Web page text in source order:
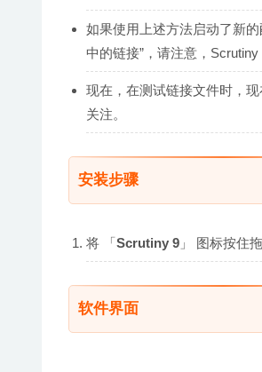
如果使用上述方法启动了新
中的链接”，请注意，
现在，在测试链接文件时，
关注。
安装步骤
将 「Scrutiny 9 」 图标按住
软件界面